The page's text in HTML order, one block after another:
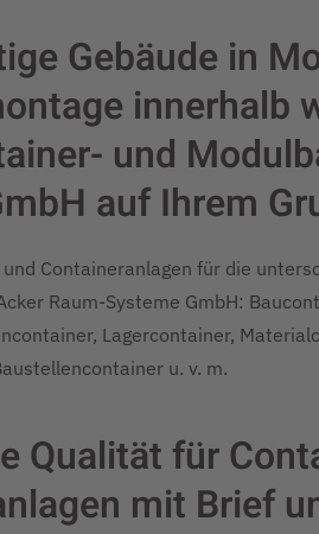
Gebäude in
innerhalb
und
auf Ihrem
Containeranlagen für die
Raum-Systeme GmbH:
Lagercontainer,
u. v. m.
Qualität für
mit Brief